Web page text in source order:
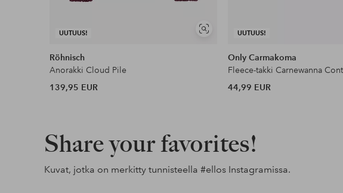
UUTUUS!
Näytä
Röhnisch
Anorakki Cloud Pile
139,95 EUR
UUTUUS!
Only Carmakoma
44,99 EUR
Share your favorites!
Kuvat, jotka on merkitty tunnisteella #ellosInstagramissa.